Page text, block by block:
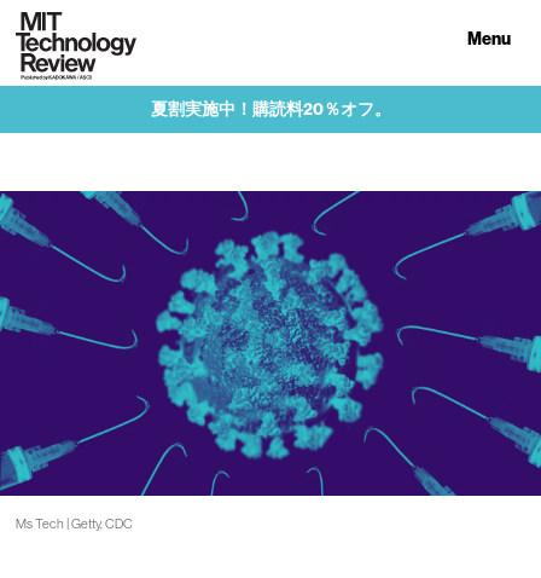
Menu
夏割実施中！購読料20％オフ。
Ms Tech | Getty, CDC